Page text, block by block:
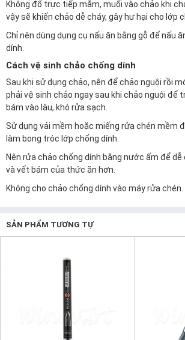
Không đổ trực tiếp mắm, muối vào chảo khi
vậy sẽ khiến chảo dễ cháy, gây hư hại cho lớp
Chỉ nên dùng dụng cụ nấu ăn bằng gỗ để nấu
dính.
Cách vệ sinh chảo chống dính
Sau khi sử dụng chảo, nên để chảo nguội rồi
phải vệ sinh chảo ngay sau khi chảo nguội để
bám vào lâu, khó rửa sạch.
Sử dụng vải mềm hoặc miếng rửa chén mềm
làm bong tróc lớp chống dính.
Nên rửa chảo chống dính bằng nước ấm để dễ
và vết bám của thức ăn hơn.
Không cho chảo chống dính vào máy rửa chén.
SẢN PHẨM TƯƠNG TỰ